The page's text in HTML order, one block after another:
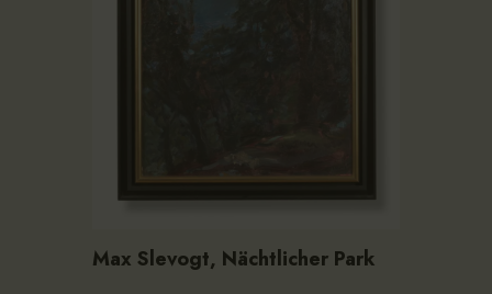
Max Slevogt, Nächtlicher Park